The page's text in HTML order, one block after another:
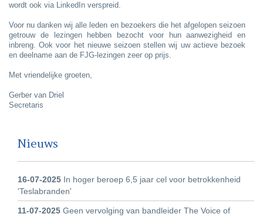
wordt ook via LinkedIn verspreid.
Voor nu danken wij alle leden en bezoekers die het afgelopen seizoen
getrouw de lezingen hebben bezocht voor hun aanwezigheid en
inbreng. Ook voor het nieuwe seizoen stellen wij uw actieve bezoek
en deelname aan de FJG-lezingen zeer op prijs.
Met vriendelijke groeten,
Gerber van Driel
Secretaris
Nieuws
16-07-2025 In hoger beroep 6,5 jaar cel voor betrokkenheid
'Teslabranden'
11-07-2025 Geen vervolging van bandleider The Voice of